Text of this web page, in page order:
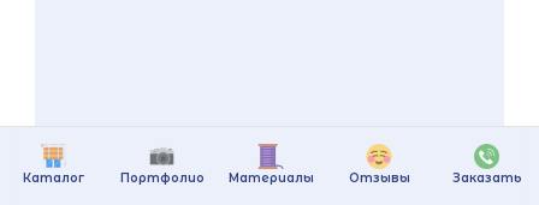
Каталог Портфолио Материалы Отзывы Заказать